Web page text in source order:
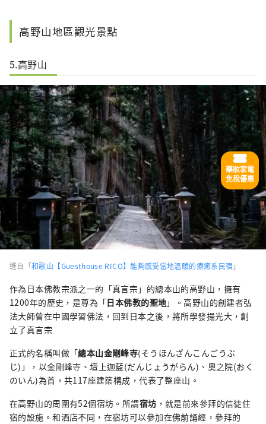
高野山地區觀光景點
5.高野山
選自「和歌山【Guesthouse RICO】能夠感受當地溫暖的療癒系民宿 」
作為日本佛教宗派之一的「真言宗」的總本山的高野山，擁有
1200年的歷史，是尊為「日本佛教的聖地」。高野山的創建者弘
法大師曾在中國學習佛法，回到日本之後，將所學發揚光大，創
立了真言宗
正式的名稱叫做「總本山金剛峰寺(そうほんざんこんごうぶ
じ)」，以金剛峰寺、壇上迦藍(だんじょうがらん)、奧之院(おく
のいん)為首，共117座建築構成，代表了整座山。
在高野山的周圍有52個宿坊。所謂宿坊 ，就是前來參拜的信徒住
宿的設施。和酒店不同，在宿坊可以參加在佛前誦經，參拜的
藥妝家電
免稅優惠